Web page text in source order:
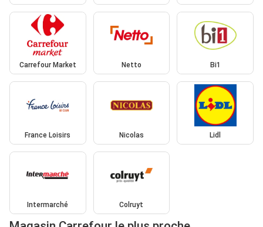
Carrefour Market Netto Bi1
France Loisirs Nicolas Lidl
Intermarché Colruyt